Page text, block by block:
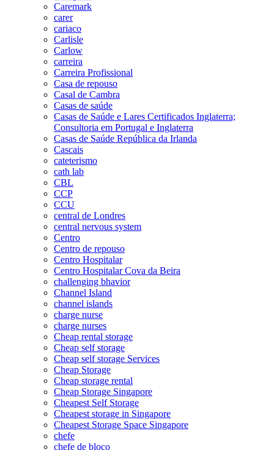
Caremark
carer
cariaco
Carlisle
Carlow
carreira
Carreira Profissional
Casa de repouso
Casal de Cambra
Casas de saúde
Casas de Saúde e Lares Certificados Inglaterra;
Consultoria em Portugal e Inglaterra
Casas de Saúde República da Irlanda
Cascais
cateterismo
cath lab
CBL
CCP
CCU
central de Londres
central nervous system
Centro
Centro de repouso
Centro Hospitalar
Centro Hospitalar Cova da Beira
challenging bhavior
Channel Island
channel islands
charge nurse
charge nurses
Cheap rental storage
Cheap self storage
Cheap self storage Services
Cheap Storage
Cheap storage rental
Cheap Storage Singapore
Cheapest Self Storage
Cheapest storage in Singapore
Cheapest Storage Space Singapore
chefe
chefe de bloco